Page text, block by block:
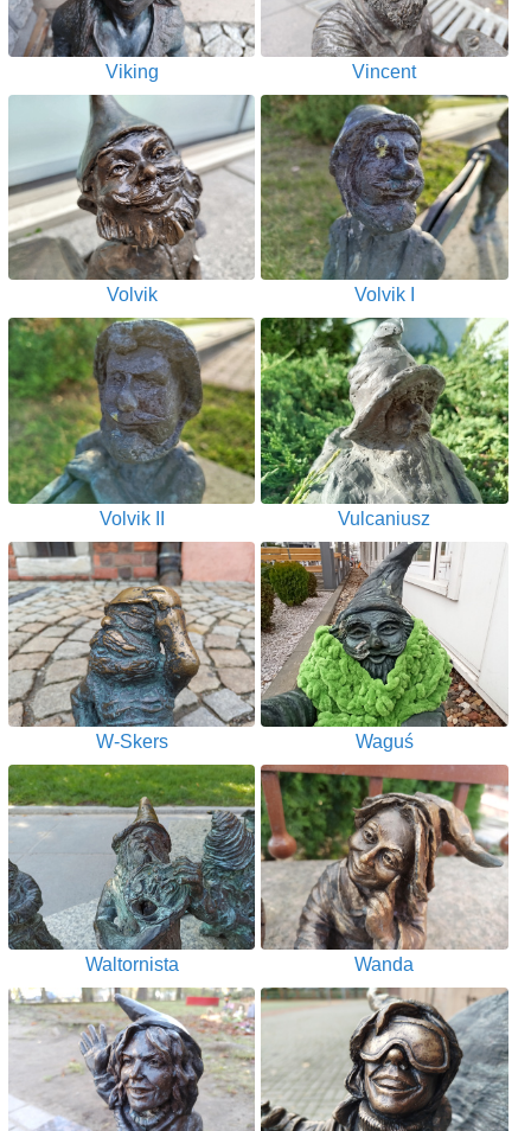
Viking Vincent
Volvik Volvik I
Volvik II Vulcaniusz
W-Skers Waguś
Waltornista Wanda